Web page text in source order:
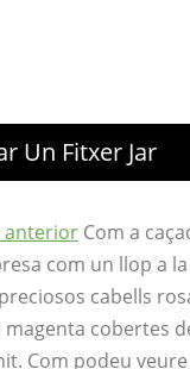
Un Fitxer Jar
anterior Com a
com un llop a
cabells
cobertes
Com podeu